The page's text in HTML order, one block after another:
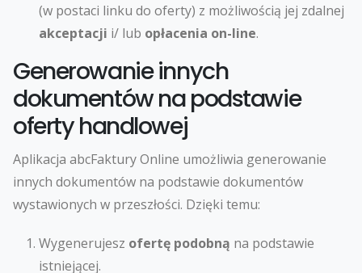
(w postaci linku do oferty) z możliwością jej zdalnej
akceptacji i/ lub opłacenia on-line.
Generowanie innych
dokumentów na podstawie
oferty handlowej
Aplikacja abcFaktury Online umożliwia generowanie
innych dokumentów na podstawie dokumentów
wystawionych w przeszłości. Dzięki temu:
Wygenerujesz ofertę podobną na podstawie
istniejącej.